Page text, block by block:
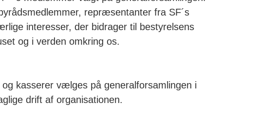
repræsentanter fra SF´s
interesser, der bidrager til bestyrelsens
og i verden omkring os.
kasserer vælges på generalforsamlingen i
drift af organisationen.